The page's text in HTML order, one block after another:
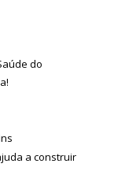
do
a construir